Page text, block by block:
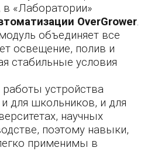
в «Лаборатории»
OverGrower.
объединяет все
освещение, полив и
стабильные условия
устройства
для школьников, и для
научных
поэтому навыки,
применимы в